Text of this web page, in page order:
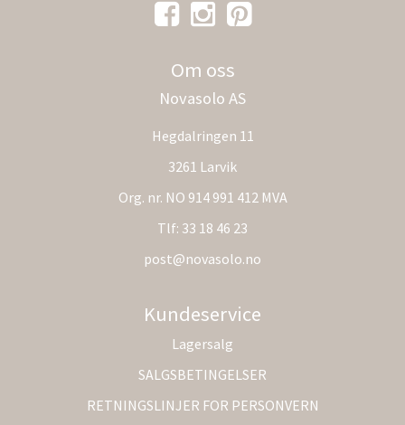
Om oss
Novasolo AS
Hegdalringen 11
3261 Larvik
Org. nr. NO 914 991 412 MVA
Tlf: 33 18 46 23
post@novasolo.no
Kundeservice
Lagersalg
SALGSBETINGELSER
RETNINGSLINJER FOR PERSONVERN